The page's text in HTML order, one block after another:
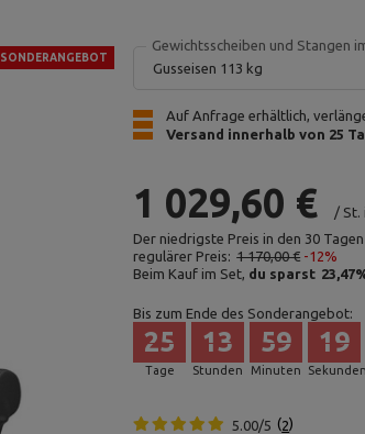
SONDERANGEBOT
Gewichtsscheiben und Stangen
Gusseisen 113 kg
Auf Anfrage erhältlich,
Versand innerhalb von 25
1 029,60 € / St.
Der niedrigste Preis in den 30
regulärer Preis: 1 170,00 € -12%
Beim Kauf im Set, du sparst 23,47
Bis zum Ende des Sonderangebot:
Tage
25
Stunden
13
Minuten
59
Sekunden
18
5.00/5 2